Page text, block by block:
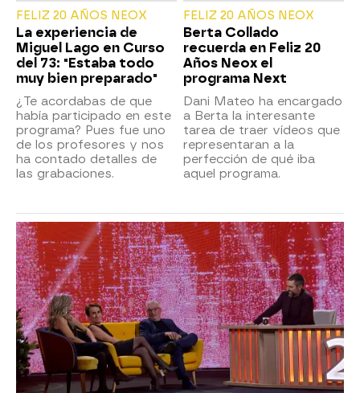
FELIZ 20 AÑOS NEOX
La experiencia de
Miguel Lago en Curso
del 73: "Estaba todo
muy bien preparado"
¿Te acordabas de que
había participado en este
programa? Pues fue uno
de los profesores y nos
ha contado detalles de
las grabaciones.
FELIZ 20 AÑOS NEOX
Berta Collado
recuerda en Feliz 20
Años Neox el
programa Next
Dani Mateo ha encargado
a Berta la interesante
tarea de traer vídeos que
representaran a la
perfección de qué iba
aquel programa.